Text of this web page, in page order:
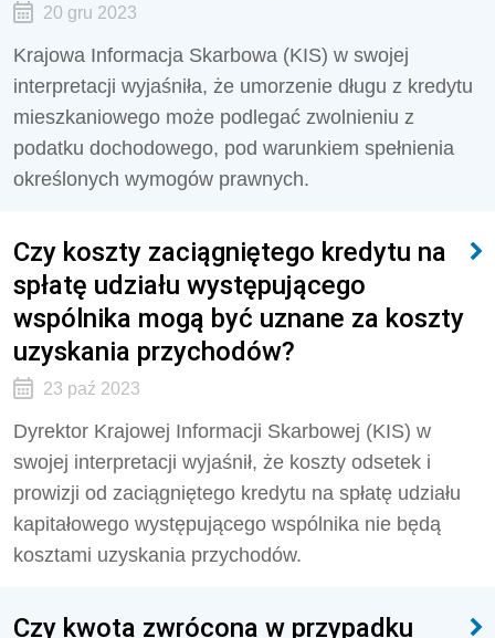
20 gru 2023
Krajowa Informacja Skarbowa (KIS) w swojej
interpretacji wyjaśniła, że umorzenie długu z kredytu
mieszkaniowego może podlegać zwolnieniu z
podatku dochodowego, pod warunkiem spełnienia
określonych wymogów prawnych.
Czy koszty zaciągniętego kredytu na
spłatę udziału występującego
wspólnika mogą być uznane za koszty
uzyskania przychodów?
23 paź 2023
Dyrektor Krajowej Informacji Skarbowej (KIS) w
swojej interpretacji wyjaśnił, że koszty odsetek i
prowizji od zaciągniętego kredytu na spłatę udziału
kapitałowego występującego wspólnika nie będą
kosztami uzyskania przychodów.
Czy kwota zwrócona w przypadku